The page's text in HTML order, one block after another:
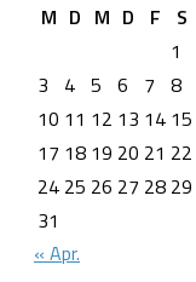
M D M D F S
1
3
4 5 6 7 8
10 11 12 13 14 15
17 18 19 20 21 22
24 25 26 27 28 29
31
« Apr.